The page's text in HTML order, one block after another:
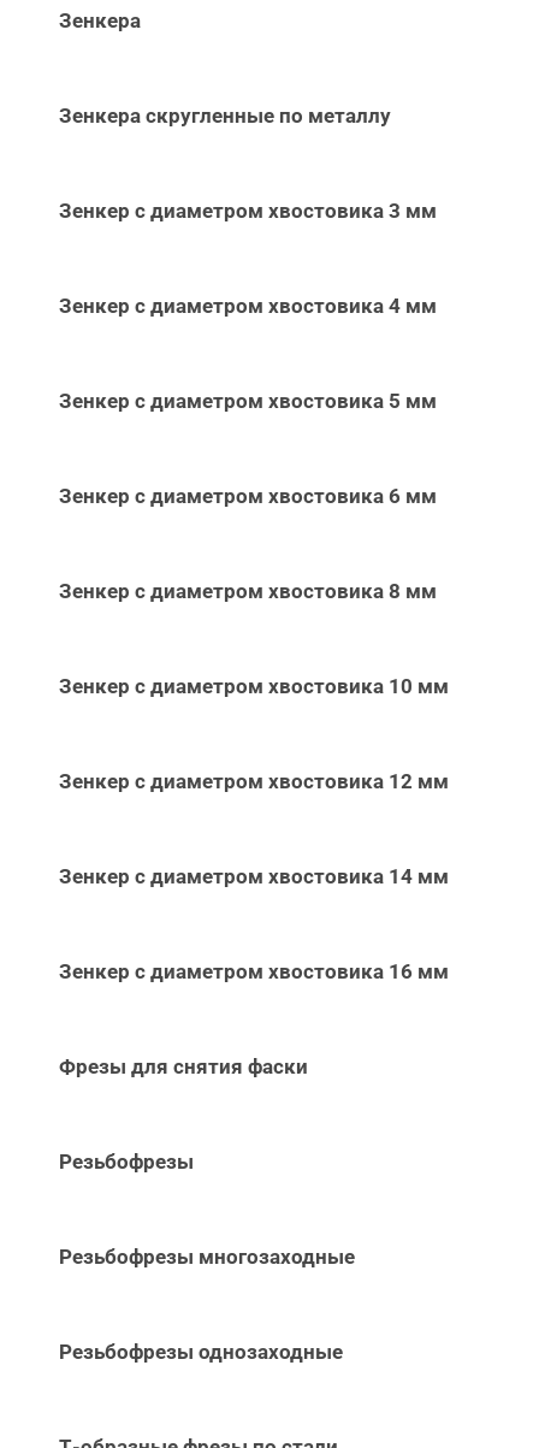
Зенкера
Зенкера скругленные по металлу
Зенкер с диаметром хвостовика 3 мм
Зенкер с диаметром хвостовика 4 мм
Зенкер с диаметром хвостовика 5 мм
Зенкер с диаметром хвостовика 6 мм
Зенкер с диаметром хвостовика 8 мм
Зенкер с диаметром хвостовика 10 мм
Зенкер с диаметром хвостовика 12 мм
Зенкер с диаметром хвостовика 14 мм
Зенкер с диаметром хвостовика 16 мм
Фрезы для снятия фаски
Резьбофрезы
Резьбофрезы многозаходные
Резьбофрезы однозаходные